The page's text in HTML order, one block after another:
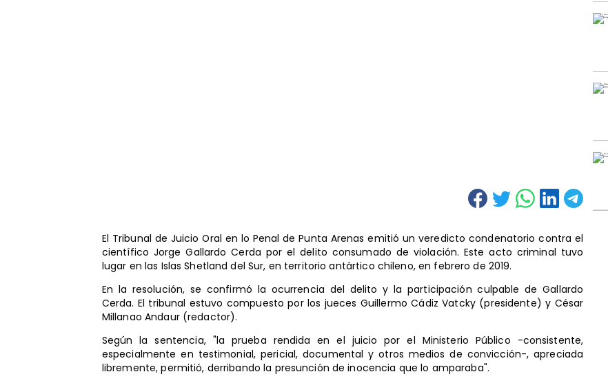
El Tribunal de Juicio Oral en lo Penal de Punta Arenas emitió un veredicto condenatorio contra el
científico Jorge Gallardo Cerda por el delito consumado de violación. Este acto criminal tuvo
lugar en las Islas Shetland del Sur, en territorio antártico chileno, en febrero de 2019.
En la resolución, se confirmó la ocurrencia del delito y la participación culpable de Gallardo
Cerda. El tribunal estuvo compuesto por los jueces Guillermo Cádiz Vatcky (presidente) y César
Millanao Andaur (redactor).
Según la sentencia, "la prueba rendida en el juicio por el Ministerio Público -consistente,
especialmente en testimonial, pericial, documental y otros medios de convicción-, apreciada
libremente, permitió, derribando la presunción de inocencia que lo amparaba".